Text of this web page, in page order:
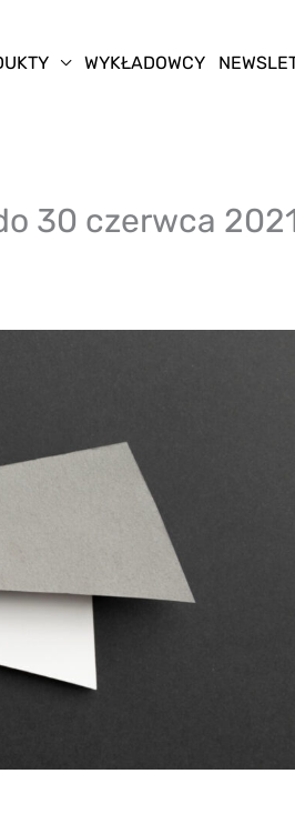
WYKŁADOWCY
30 czerwca